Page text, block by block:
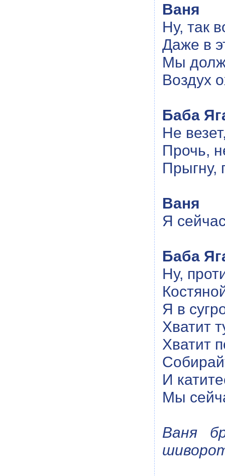
Ваня
Ну, так
Даже в
Мы
Воздух
Баба
Не
Прочь,
Прыгну,
Ваня
Я
Баба
Ну,
Я в
Хватит
Хватит
И
Мы
Ваня